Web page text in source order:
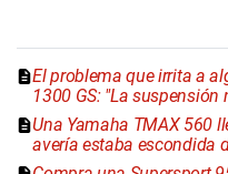
El problema que irrita a
1300 GS: "La suspensión
Una Yamaha TMAX 560
avería estaba escondida